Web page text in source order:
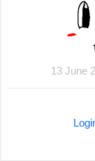
13 June